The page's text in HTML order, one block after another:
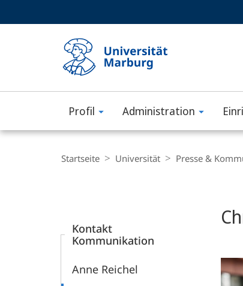
Philipps-
Universität
Marburg
Profil Administration
Navigation
Startseite Universität Presse &
Kontakt
Kommunikation
Anne Reichel